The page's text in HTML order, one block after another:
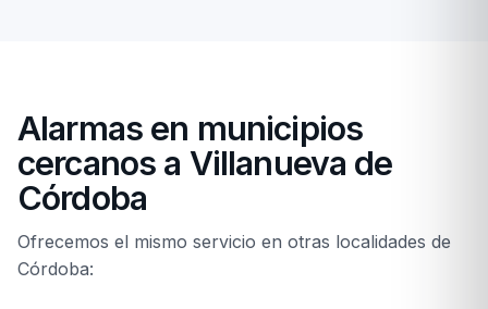
Alarmas en municipios
cercanos a Villanueva de
Córdoba
Ofrecemos el mismo servicio en otras localidades de
Córdoba: